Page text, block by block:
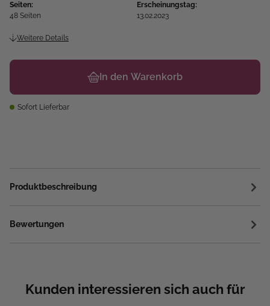
Seiten:
48 Seiten
Erscheinungstag:
13.02.2023
Weitere Details
In den Warenkorb
Sofort Lieferbar
Produktbeschreibung
Bewertungen
Kunden interessieren sich auch für